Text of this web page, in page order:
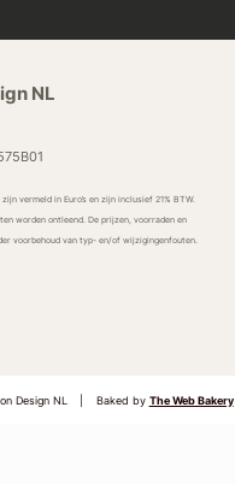
NL
vermeld in Euro’s en zijn inclusief 21% BTW.
worden ontleend. De prijzen, voorraden en
voorbehoud van typ- en/of wijzigingenfouten.
Design NL Baked by The Web Bakery